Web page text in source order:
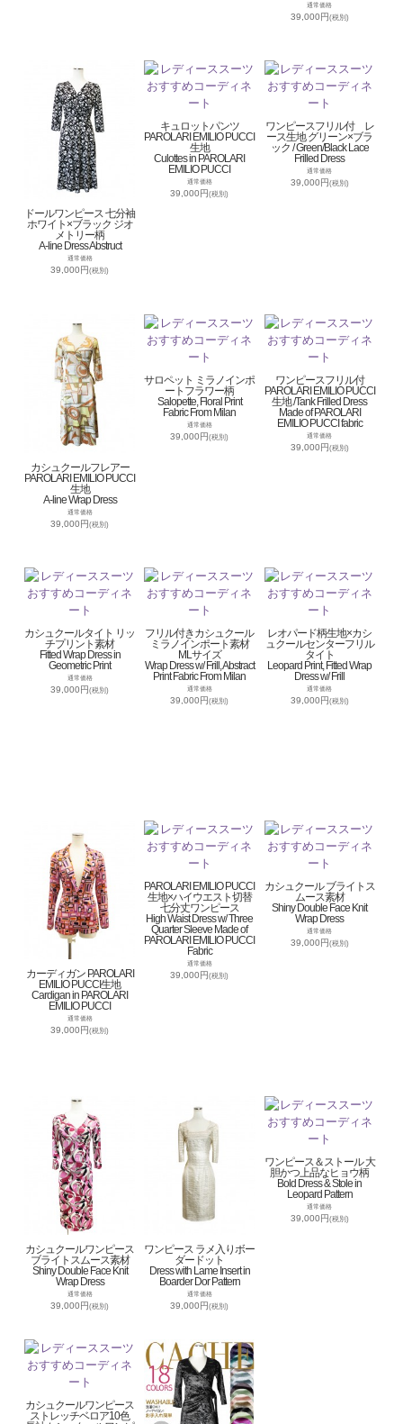
通常価格
39,000円(税別)
ドールワンピース 七分袖
ホワイト×ブラック ジオ
メトリー柄
A-line Dress Abstruct
通常価格
39,000円(税別)
キュロットパンツ
PAROLARI EMILIO PUCCI
生地
Culottes in PAROLARI
EMILIO PUCCI
通常価格
39,000円(税別)
ワンピースフリル付 レ
ース生地 グリーン×ブラ
ック / Green/Black Lace
Frilled Dress
通常価格
39,000円 (税別)
カシュクールフレアー
PAROLARI EMILIO PUCCI
生地
A-line Wrap Dress
通常価格
39,000円(税別)
サロペット ミラノインポ
ートフラワー柄
Salopette, Floral Print
Fabric From Milan
通常価格
39,000円(税別)
ワンピースフリル付
PAROLARI EMILIO PUCCI
生地 /Tank Frilled Dress
Made of PAROLARI
EMILIO PUCCI fabric
通常価格
39,000円 (税別)
カシュクールタイト リッ
チプリント素材
Fitted Wrap Dress in
Geometric Print
通常価格
39,000円(税別)
フリル付きカシュクール
ミラノインポート素材
MLサイズ
Wrap Dress w/ Frill, Abstract
Print Fabric From Milan
通常価格
39,000円(税別)
レオパード柄生地×カシ
ュクールセンターフリル
タイト
Leopard Print, Fitted Wrap
Dress w/ Frill
通常価格
39,000円 (税別)
カーディガン PAROLARI
EMILIO PUCCI生地
Cardigan in PAROLARI
EMILIO PUCCI
通常価格
39,000円(税別)
PAROLARI EMILIO PUCCI
生地×ハイウエスト切替
七分丈ワンピース
High Waist Dress w/ Three
Quarter Sleeve Made of
PAROLARI EMILIO PUCCI
Fabric
通常価格
39,000円(税別)
カシュクール ブライトス
ムース素材
Shiny Double Face Knit
Wrap Dress
通常価格
39,000円 (税別)
カシュクールワンピース
ブライトスムース素材
Shiny Double Face Knit
Wrap Dress
通常価格
39,000円(税別)
ワンピース ラメ入りボー
ダードット
Dress with Lame Insert in
Boarder Dor Pattern
通常価格
39,000円(税別)
ワンピース＆ストール 大
胆かつ上品なヒョウ柄
Bold Dress & Stole in
Leopard Pattern
通常価格
39,000円 (税別)
カシュクールワンピース
ストレッチベロア10色